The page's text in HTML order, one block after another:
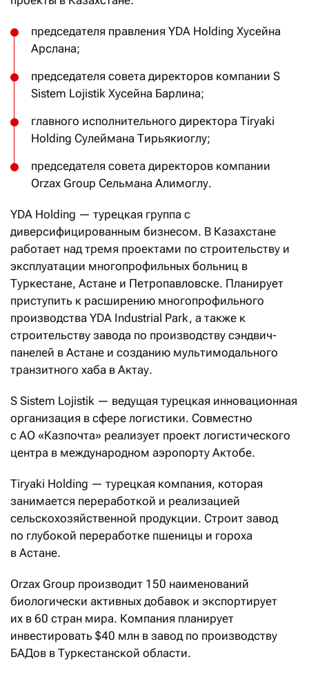
председателя правления YDA Holding Хусейна
Арслана;
председателя совета директоров компании S
Sistem Lojistik Хусейна Барлина;
главного исполнительного директора Tiryaki
Holding Сулеймана Тирьякиоглу;
председателя совета директоров компании
Orzax Group Сельмана Алимоглу.
YDA Holding — турецкая группа с
диверсифицированным бизнесом. В Казахстане
работает над тремя проектами по строительству и
эксплуатации многопрофильных больниц в
Туркестане, Астане и Петропавловске. Планирует
приступить к расширению многопрофильного
производства YDA Industrial Park, а также к
строительству завода по производству сэндвич-
панелей в Астане и созданию мультимодального
транзитного хаба в Актау.
S Sistem Lojistik — ведущая турецкая инновационная
организация в сфере логистики. Совместно
с АО «Казпочта» реализует проект логистического
центра в международном аэропорту Актобе.
Tiryaki Holding — турецкая компания, которая
занимается переработкой и реализацией
сельскохозяйственной продукции. Строит завод
по глубокой переработке пшеницы и гороха
в Астане.
Orzax Group производит 150 наименований
биологически активных добавок и экспортирует
их в 60 стран мира. Компания планирует
инвестировать $40 млн в завод по производству
БАДов в Туркестанской области.